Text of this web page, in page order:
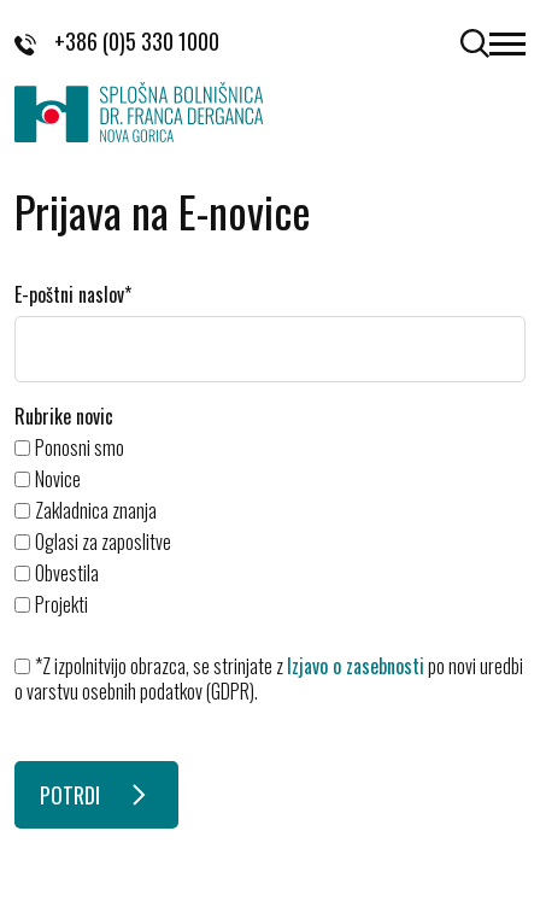
+386 (0)5 330 1000 odpri
Prijava na E-novice
E-poštni naslov*
Rubrike novic
Ponosni smo
Novice
Zakladnica znanja
Oglasi za zaposlitve
Obvestila
Projekti
*Z izpolnitvijo obrazca, se strinjate zIzjavo o zasebnostipo novi uredbi
o varstvu osebnih podatkov (GDPR).
POTRDI